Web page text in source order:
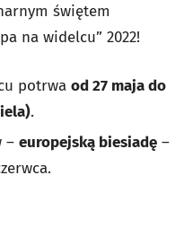
świętem
na widelcu” 2022!
potrwa od 27 maja do
.
– europejską biesiadę –